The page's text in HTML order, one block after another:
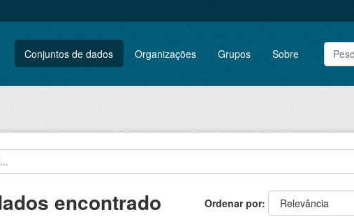
Conjuntos de dados Organizações Grupos Sobre
Ordenar por
encontrado